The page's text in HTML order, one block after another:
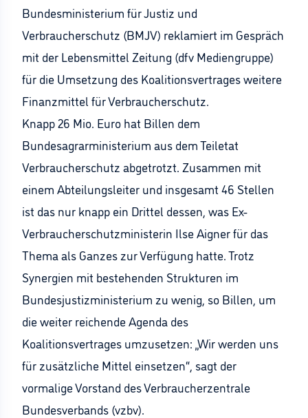
Bundesministerium für Justiz und
Verbraucherschutz (BMJV) reklamiert im Gespräch
mit der Lebensmittel Zeitung (dfv Mediengruppe)
für die Umsetzung des Koalitionsvertrages weitere
Finanzmittel für Verbraucherschutz.
Knapp 26 Mio. Euro hat Billen dem
Bundesagrarministerium aus dem Teiletat
Verbraucherschutz abgetrotzt. Zusammen mit
einem Abteilungsleiter und insgesamt 46 Stellen
ist das nur knapp ein Drittel dessen, was Ex-
Verbraucherschutzministerin Ilse Aigner für das
Thema als Ganzes zur Verfügung hatte. Trotz
Synergien mit bestehenden Strukturen im
Bundesjustizministerium zu wenig, so Billen, um
die weiter reichende Agenda des
Koalitionsvertrages umzusetzen: „Wir werden uns
für zusätzliche Mittel einsetzen“, sagt der
vormalige Vorstand des Verbraucherzentrale
Bundesverbands (vzbv).